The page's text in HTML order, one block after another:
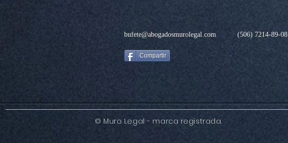
bufete@abogadosmurolegal.com (506) 7214-89-08
Compartir
© Muro Legal - marca registrada.